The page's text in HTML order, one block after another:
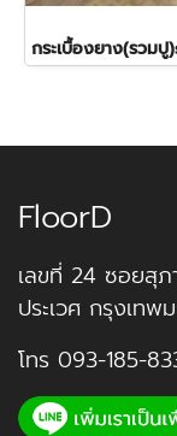
FloorD
เลขที่ 24 ซอยสุ
ประเวศ กรุงเทพ
โทร 093-185-